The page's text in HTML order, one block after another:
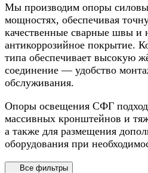
Мы производим опоры
мощностях, обеспечивая
качественные сварные швы и
антикоррозийное покрытие.
типа обеспечивает высокую
соединение — удобство
обслуживания.
Опоры освещения СФГ
массивных кронштейнов и
а также для размещения
оборудования при
Все фильтры